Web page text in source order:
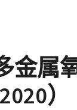
金属
）